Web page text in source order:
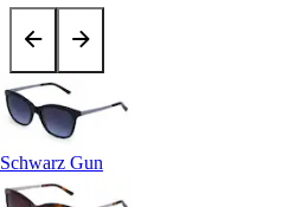
Schwarz Gun